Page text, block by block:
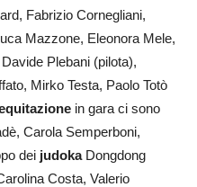
Fabrizio Cornegliani,
Mazzone, Eleonora Mele,
Plebani (pilota),
Mirko Testa, Paolo Totò
in gara ci sono
Carola Semperboni,
dei judokaDongdong
Costa, Valerio